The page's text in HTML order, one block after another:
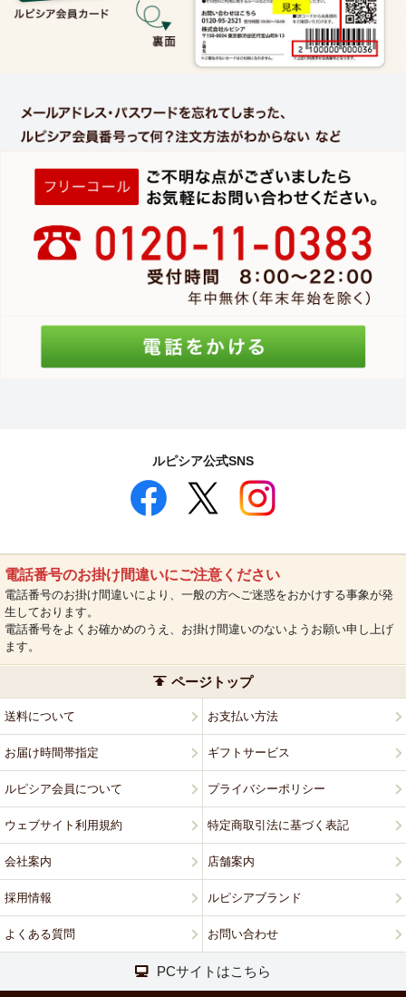
ルピシア公式SNS
電話番号のお掛け間違いにご注意ください
電話番号のお掛け間違いにより、一般の方へご迷惑をおかけする事象が発
生しております。
電話番号をよくお確かめのうえ、お掛け間違いのないようお願い申し上げ
ます。
ページトップ
送料について お支払い方法
お届け時間帯指定 ギフトサービス
ルピシア会員について プライバシーポリシー
ウェブサイト利用規約 特定商取引法に基づく表記
会社案内 店舗案内
採用情報 ルピシアブランド
よくある質問 お問い合わせ
PCサイトはこちら